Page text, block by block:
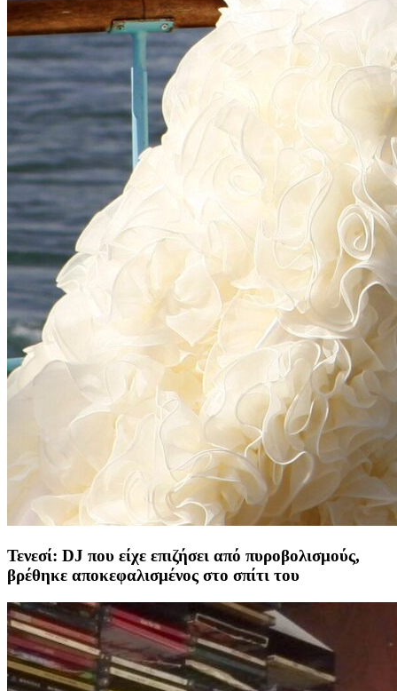
Τενεσί: DJ που είχε επιζήσει από πυροβολισμούς,
βρέθηκε αποκεφαλισμένος στο σπίτι του